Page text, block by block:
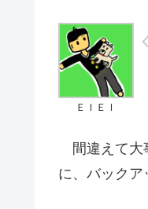
ＥＩＥＩ
間違えて大
に、バックア